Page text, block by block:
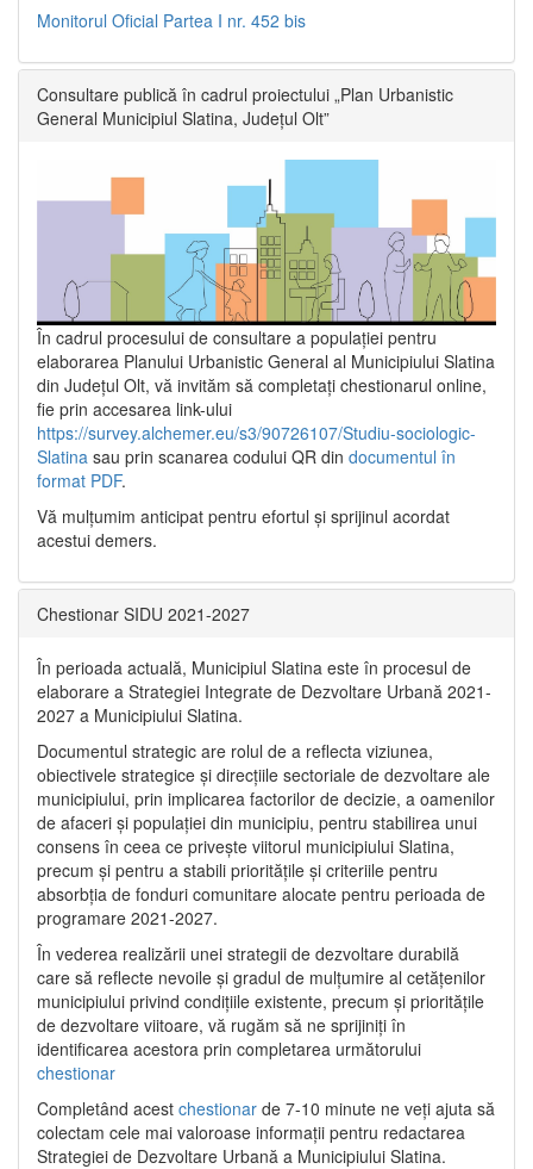
Monitorul Oficial Partea I nr. 452 bis
Consultare publică în cadrul proiectului „Plan Urbanistic
General Municipiul Slatina, Județul Olt”
În cadrul procesului de consultare a populaţiei pentru
elaborarea Planului Urbanistic General al Municipiului Slatina
din Județul Olt, vă invităm să completați chestionarul online,
fie prin accesarea link-ului
https://survey.alchemer.eu/s3/90726107/Studiu-sociologic-
Slatina sau prin scanarea codului QR din documentul în
format PDF.
Vă mulţumim anticipat pentru efortul şi sprijinul acordat
acestui demers.
Chestionar SIDU 2021-2027
În perioada actuală, Municipiul Slatina este în procesul de
elaborare a Strategiei Integrate de Dezvoltare Urbană 2021‐
2027 a Municipiului Slatina.
Documentul strategic are rolul de a reflecta viziunea,
obiectivele strategice și direcțiile sectoriale de dezvoltare ale
municipiului, prin implicarea factorilor de decizie, a oamenilor
de afaceri și populației din municipiu, pentru stabilirea unui
consens în ceea ce privește viitorul municipiului Slatina,
precum și pentru a stabili prioritățile și criteriile pentru
absorbția de fonduri comunitare alocate pentru perioada de
programare 2021-2027.
În vederea realizării unei strategii de dezvoltare durabilă
care să reflecte nevoile și gradul de mulțumire al cetățenilor
municipiului privind condițiile existente, precum și prioritățile
de dezvoltare viitoare, vă rugăm să ne sprijiniți în
identificarea acestora prin completarea următorului
chestionar
Completând acest chestionar de 7-10 minute ne veți ajuta să
colectam cele mai valoroase informații pentru redactarea
Strategiei de Dezvoltare Urbană a Municipiului Slatina.